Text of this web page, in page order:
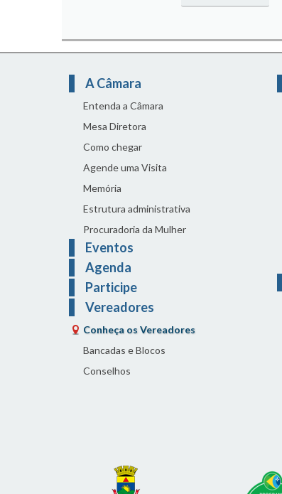
A Câmara
Entenda a Câmara
Mesa Diretora
Como chegar
Agende uma Visita
Memória
Estrutura administrativa
Procuradoria da Mulher
Eventos
Agenda
Participe
Vereadores
Conheça os Vereadores
Bancadas e Blocos
Conselhos